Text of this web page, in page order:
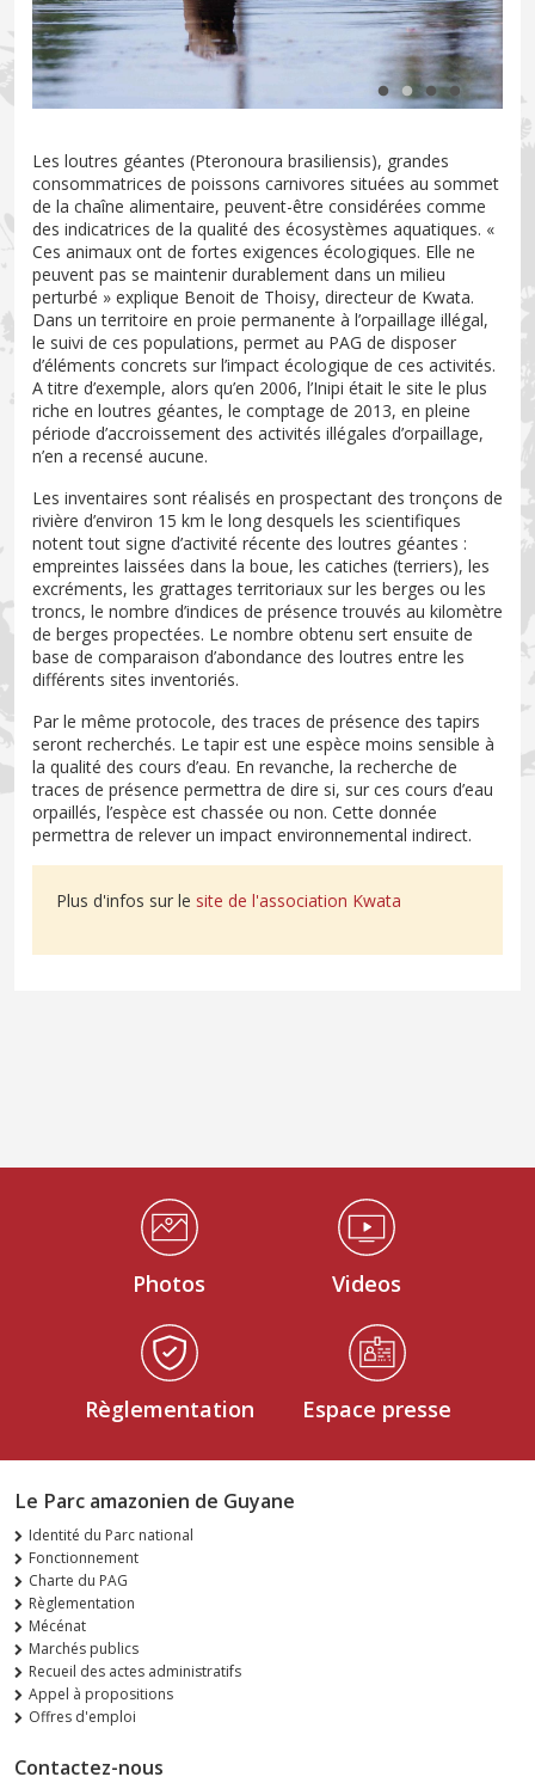
Les loutres géantes (Pteronoura brasiliensis), grandes
consommatrices de poissons carnivores situées au sommet
de la chaîne alimentaire, peuvent-être considérées comme
des indicatrices de la qualité des écosystèmes aquatiques. «
Ces animaux ont de fortes exigences écologiques. Elle ne
peuvent pas se maintenir durablement dans un milieu
perturbé » explique Benoit de Thoisy, directeur de Kwata.
Dans un territoire en proie permanente à l’orpaillage illégal,
le suivi de ces populations, permet au PAG de disposer
d’éléments concrets sur l’impact écologique de ces activités.
A titre d’exemple, alors qu’en 2006, l’Inipi était le site le plus
riche en loutres géantes, le comptage de 2013, en pleine
période d’accroissement des activités illégales d’orpaillage,
n’en a recensé aucune.
Les inventaires sont réalisés en prospectant des tronçons de
rivière d’environ 15 km le long desquels les scientifiques
notent tout signe d’activité récente des loutres géantes :
empreintes laissées dans la boue, les catiches (terriers), les
excréments, les grattages territoriaux sur les berges ou les
troncs, le nombre d’indices de présence trouvés au kilomètre
de berges propectées. Le nombre obtenu sert ensuite de
base de comparaison d’abondance des loutres entre les
différents sites inventoriés.
Par le même protocole, des traces de présence des tapirs
seront recherchés. Le tapir est une espèce moins sensible à
la qualité des cours d’eau. En revanche, la recherche de
traces de présence permettra de dire si, sur ces cours d’eau
orpaillés, l’espèce est chassée ou non. Cette donnée
permettra de relever un impact environnemental indirect.
Plus d'infos sur le site de l'association Kwata
Médiathèque Footer
Photos Videos
Règlementation Espace presse
Le Parc amazonien de Guyane
Identité du Parc national
Fonctionnement
Charte du PAG
Règlementation
Mécénat
Marchés publics
Recueil des actes administratifs
Appel à propositions
Offres d'emploi
Contactez-nous